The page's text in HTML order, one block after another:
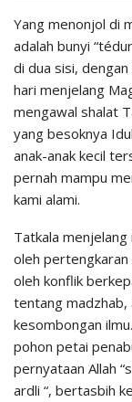
Yang menonjol di
adalah bunyi
di dua sisi,
hari menjelang
mengawal shalat
yang besoknya
anak-anak kecil
pernah mampu
kami alami.
Tatkala
oleh
oleh konflik
tentang madzhab,
kesombongan
pohon petai
pernyataan Allah
ardli “, bertasbih